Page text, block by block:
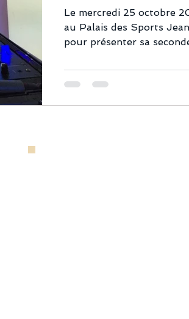
Le mercredi 25 octobre
au Palais des Sports
pour présenter sa
contact@limitless-event.com